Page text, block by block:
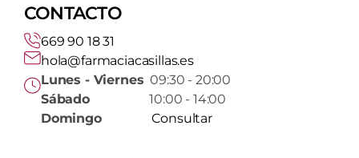
CONTACTO
669 90 18 31
hola@farmaciacasillas.es
Lunes - Viernes 09:30 - 20:00
Sábado10:00 - 14:00
Domingo
Consultar